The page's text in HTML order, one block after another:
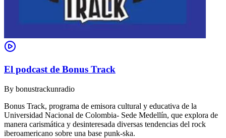
El podcast de Bonus Track
By bonustrackunradio
Bonus Track, programa de emisora cultural y educativa de la
Universidad Nacional de Colombia- Sede Medellín, que explora de
manera carismática y desinteresada diversas tendencias del rock
iberoamericano sobre una base punk-ska.